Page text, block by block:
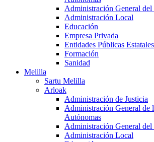
Administración General del
Administración Local
Educación
Empresa Privada
Entidades Públicas Estatales
Formación
Sanidad
Melilla
Sartu Melilla
Arloak
Administración de Justicia
Administración General de
Autónomas
Administración General del
Administración Local